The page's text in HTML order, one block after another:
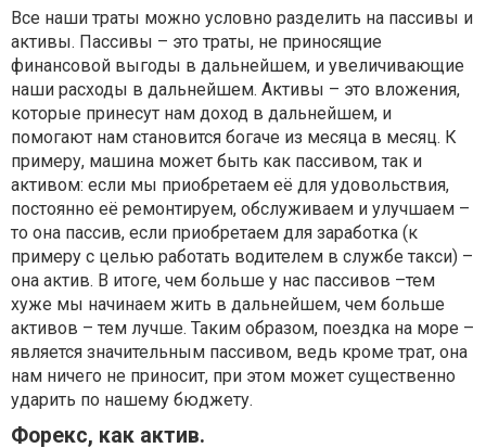
Все наши траты можно условно разделить на пассивы и
активы. Пассивы – это траты, не приносящие
финансовой выгоды в дальнейшем, и увеличивающие
наши расходы в дальнейшем. Активы – это вложения,
которые принесут нам доход в дальнейшем, и
помогают нам становится богаче из месяца в месяц. К
примеру, машина может быть как пассивом, так и
активом: если мы приобретаем её для удовольствия,
постоянно её ремонтируем, обслуживаем и улучшаем –
то она пассив, если приобретаем для заработка (к
примеру с целью работать водителем в службе такси) –
она актив. В итоге, чем больше у нас пассивов –тем
хуже мы начинаем жить в дальнейшем, чем больше
активов – тем лучше. Таким образом, поездка на море –
является значительным пассивом, ведь кроме трат, она
нам ничего не приносит, при этом может существенно
ударить по нашему бюджету.
Форекс, как актив.